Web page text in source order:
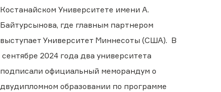
Костанайском Университете имени А.
Байтурсынова, где главным партнером
выступает Университет Миннесоты (США). В
сентябре 2024 года два университета
подписали официальный меморандум о
двудипломном образовании по программе